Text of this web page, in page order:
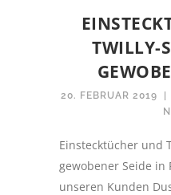
TWILLY-
20. FEBRUAR 2019
Einstecktücher und
gewobener Seide
unseren Kunden